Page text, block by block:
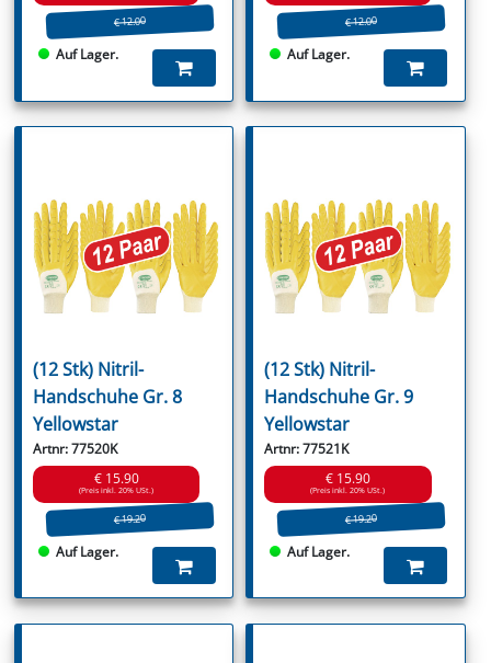
€ 12.00
Auf Lager.
€ 12.00
Auf Lager.
(12 Stk) Nitril-
Handschuhe Gr. 8
Yellowstar
Artnr: 77520K
€ 15.90
(Preis inkl. 20% USt.)
€ 19.20
Auf Lager.
(12 Stk) Nitril-
Handschuhe Gr. 9
Yellowstar
Artnr: 77521K
€ 15.90
(Preis inkl. 20% USt.)
€ 19.20
Auf Lager.